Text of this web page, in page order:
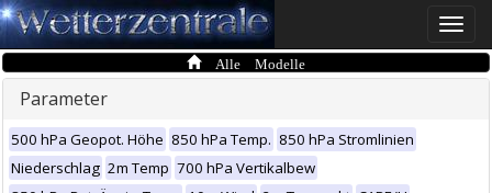
Toggle
Alle Modelle
Parameter
500 hPa Geopot. Höhe 850 hPa Temp. 850 hPa Stromlinien
Niederschlag 2m Temp 700 hPa Vertikalbew